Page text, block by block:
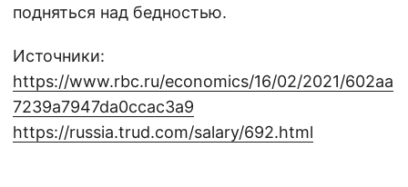
подняться над бедностью.
Источники:
https://www.rbc.ru/economics/16/02/2021/602aa
7239a7947da0ccac3a9
https://russia.trud.com/salary/692.html